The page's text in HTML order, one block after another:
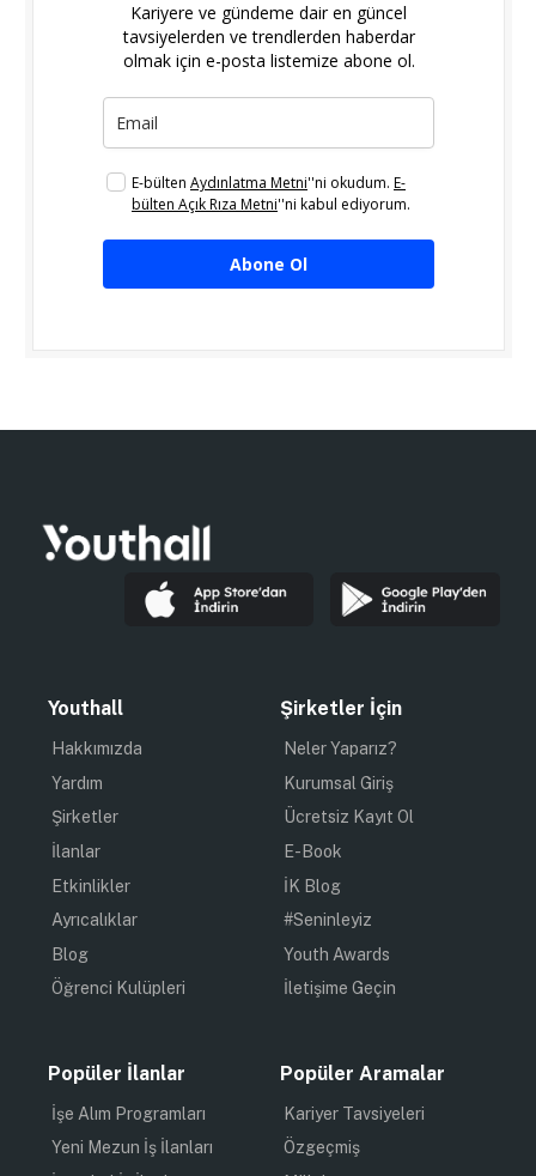
Kariyere ve gündeme dair en güncel
tavsiyelerden ve trendlerden haberdar
olmak için e-posta listemize abone ol.
E-bülten Aydınlatma Metni''ni okudum. E-
bülten Açık Rıza Metni''ni kabul ediyorum.
Abone Ol
Youthall
Hakkımızda
Yardım
Şirketler
İlanlar
Etkinlikler
Ayrıcalıklar
Blog
Öğrenci Kulüpleri
Şirketler İçin
Neler Yaparız?
Kurumsal Giriş
Ücretsiz Kayıt Ol
E-Book
İK Blog
#Seninleyiz
Youth Awards
İletişime Geçin
Popüler İlanlar
İşe Alım Programları
Yeni Mezun İş İlanları
Popüler Aramalar
Kariyer Tavsiyeleri
Özgeçmiş